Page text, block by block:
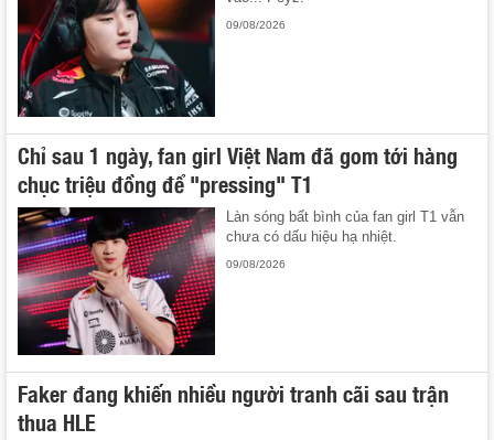
09/08/2026
Chỉ sau 1 ngày, fan girl Việt Nam đã gom tới hàng
chục triệu đồng để "pressing" T1
Làn sóng bất bình của fan girl T1 vẫn
chưa có dấu hiệu hạ nhiệt.
09/08/2026
Faker đang khiến nhiều người tranh cãi sau trận
thua HLE